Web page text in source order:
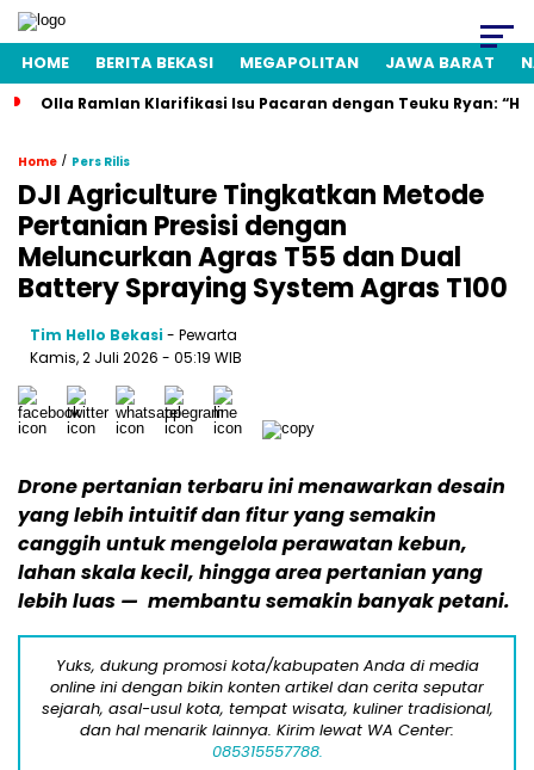
HOME BERITA BEKASI MEGAPOLITAN JAWA BARAT
Olla Ramlan Klarifikasi Isu Pacaran dengan Teuku Ryan:
Home / Pers Rilis
DJI Agriculture Tingkatkan Metode
Pertanian Presisi dengan
Meluncurkan Agras T55 dan Dual
Battery Spraying System Agras T100
Tim Hello Bekasi- Pewarta
Kamis, 2 Juli 2026 - 05:19 WIB
Drone pertanian terbaru ini menawarkan desain
yang lebih intuitif dan fitur yang semakin
canggih untuk mengelola perawatan kebun,
lahan skala kecil, hingga area pertanian yang
lebih luas — membantu semakin banyak petani.
Yuks, dukung promosi kota/kabupaten Anda di media
online ini dengan bikin konten artikel dan cerita seputar
sejarah, asal-usul kota, tempat wisata, kuliner tradisional,
dan hal menarik lainnya. Kirim lewat WA Center:
085315557788.